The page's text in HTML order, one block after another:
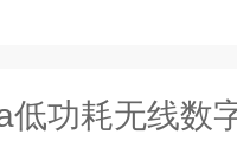
低功耗无线数